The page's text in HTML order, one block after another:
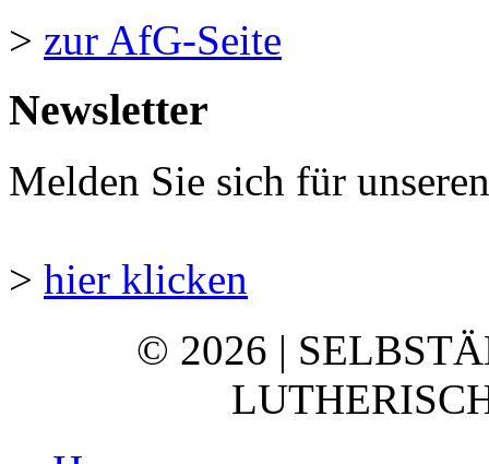
> zur AfG-Seite
Newsletter
Melden Sie sich für
> hier klicken
© 2026 |